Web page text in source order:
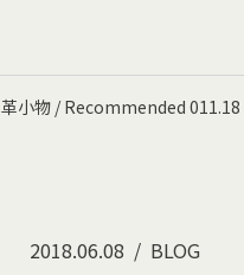
革小物 / Recommended 011.18
2018.06.08 BLOG